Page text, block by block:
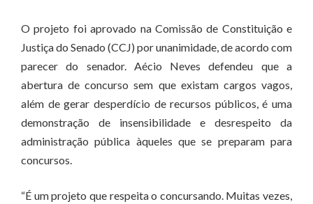
O projeto foi aprovado na Comissão de Constituição e
Justiça do Senado (CCJ) por unanimidade, de acordo com
parecer do senador. Aécio Neves defendeu que a
abertura de concurso sem que existam cargos vagos,
além de gerar desperdício de recursos públicos, é uma
demonstração de insensibilidade e desrespeito da
administração pública àqueles que se preparam para
concursos.
“É um projeto que respeita o concursando. Muitas vezes,